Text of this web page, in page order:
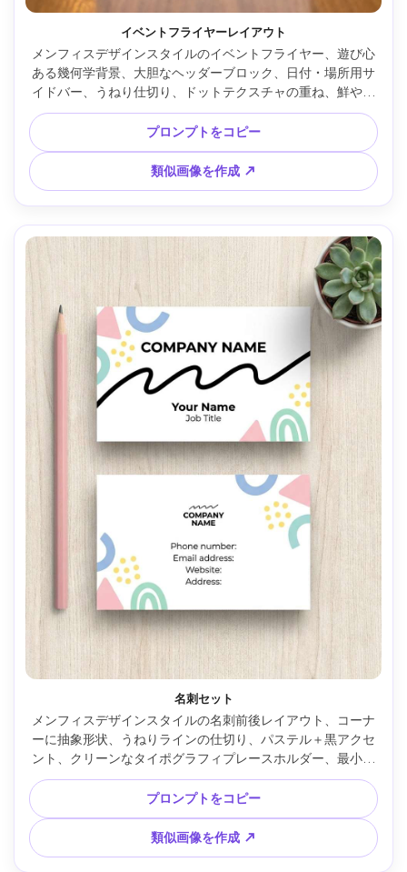
イベントフライヤーレイアウト
メンフィスデザインスタイルのイベントフライヤー、遊び心
ある幾何学背景、大胆なヘッダーブロック、日付・場所用サ
イドバー、うねり仕切り、ドットテクスチャの重ね、鮮やか
なレトロ配色、印刷に適したベクターデザイン、明解な階層
とスペース、85mmレンズ、浅い被写界深度、柔らかい映画
調ライティング --ar 4:5
プロンプトをコピー
類似画像を作成 ↗
名刺セット
メンフィスデザインスタイルの名刺前後レイアウト、コーナ
ーに抽象形状、うねりラインの仕切り、パステル＋黒アクセ
ント、クリーンなタイポグラフィプレースホルダー、最小限
で楽しい、シャープなベクターエッジ、プロ仕様ステーショ
ナリーモックアップ、85mmレンズ、浅い被写界深度、柔ら
かい映画調ライティング --ar 4:5
プロンプトをコピー
類似画像を作成 ↗